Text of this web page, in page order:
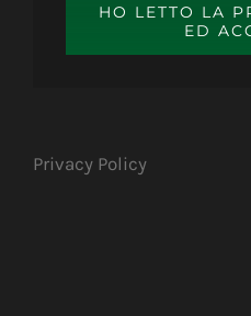
HO LETTO LA
ED
Privacy Policy